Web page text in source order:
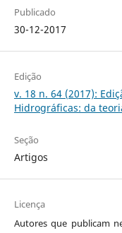
Publicado
30-12-2017
Edição
v. 18 n. 64 (2017):
Hidrográficas: da
Seção
Artigos
Licença
Autores que publicam